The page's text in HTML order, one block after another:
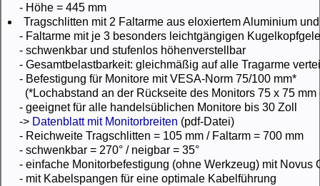
- Höhe = 445 mm
Tragschlitten mit 2 Faltarme aus eloxiertem Aluminium
- Faltarme mit je 3 besonders leichtgängigen
- schwenkbar und stufenlos höhenverstellbar
- Gesamtbelastbarkeit: gleichmäßig auf alle Tragarme
- Befestigung für Monitore mit VESA-Norm 75/100 mm*
(*Lochabstand an der Rückseite des Monitors 75 x 75
- geeignet für alle handelsüblichen Monitore bis 30 Zoll
-> Datenblatt mit Monitorbreiten (pdf-Datei)
- Reichweite Tragschlitten = 105 mm / Faltarm = 700 mm
- schwenkbar = 270° / neigbar = 35°
- einfache Monitorbefestigung (ohne Werkzeug) mit Novus
- mit Kabelspangen für eine optimale Kabelführung